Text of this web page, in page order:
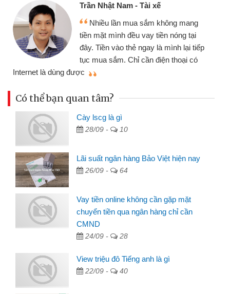
Trần Nhật Nam - Tài xế
Nhiều lần mua sắm không mang
tiền mặt mình đều vay tiền nóng tại
đây. Tiền vào thẻ ngay là mình lại tiếp
tục mua sắm. Chỉ cần điện thoại có
Internet là dùng được
Có thể bạn quan tâm?
Cày lscg là gì
28/09 - 10
Lãi suất ngân hàng Bảo Việt hiện nay
26/09 - 64
Vay tiền online không cần gặp mặt
chuyển tiền qua ngân hàng chỉ cần
CMND
24/09 - 28
View triệu đô Tiếng anh là gì
22/09 - 40